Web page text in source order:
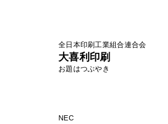
全日本印刷工業組合連合会
大喜利印刷
お題はつぶやき
NEC